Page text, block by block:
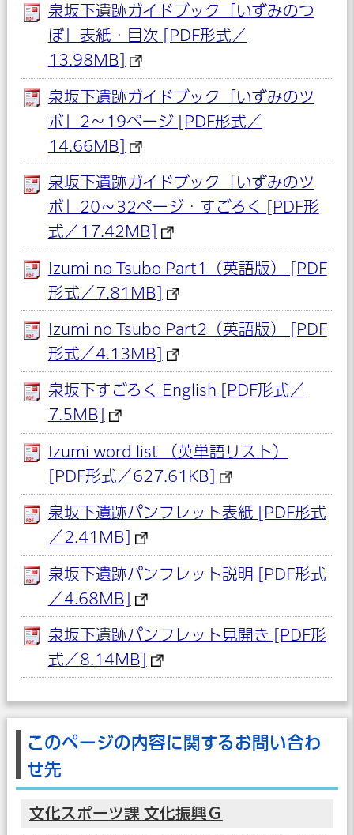
泉坂下遺跡ガイドブック「いずみのつ
ぼ」表紙・目次 [PDF形式／
13.98MB]
泉坂下遺跡ガイドブック「いずみのツ
ボ」2～19ページ [PDF形式／
14.66MB]
泉坂下遺跡ガイドブック「いずみのツ
ボ」20～32ページ・すごろく [PDF形
式／17.42MB]
Izumi no Tsubo Part1（英語版） [PDF
形式／7.81MB]
Izumi no Tsubo Part2（英語版） [PDF
形式／4.13MB]
泉坂下すごろく English [PDF形式／
7.5MB]
Izumi word list （英単語リスト）
[PDF形式／627.61KB]
泉坂下遺跡パンフレット表紙 [PDF形式
／2.41MB]
泉坂下遺跡パンフレット説明 [PDF形式
／4.68MB]
泉坂下遺跡パンフレット見開き [PDF形
式／8.14MB]
このページの内容に関するお問い合わ
せ先
文化スポーツ課 文化振興Ｇ